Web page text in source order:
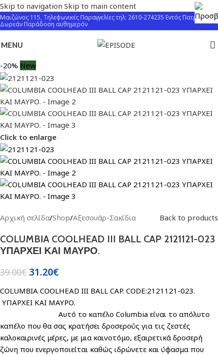
Skip to navigation Skip to main content
Μαιζώνος 115, Τηλεφωνικές Παραγγελίες τηλ: 2610-274235 Εντός Πατρών
Δωρεάν Παράδοση αυθημερόν
MENU
-20% New
Click to enlarge
Αρχική σελίδα/Shop/Αξεσουάρ-Σακίδια Back to products
COLUMBIA COOLHEAD III BALL CAP 2121121-023
ΥΠΑΡΧΕΙ ΚΑΙ ΜΑΥΡΟ.
39.00€ 31.20€
COLUMBIA COOLHEAD III BALL CAP. CODE:2121121-023.
ΥΠΑΡΧΕΙ ΚΑΙ ΜΑΥΡΟ.
Αυτό το καπέλο Columbia είναι το απόλυτο
καπέλο που θα σας κρατήσει δροσερούς για τις ζεστές
καλοκαιρινές μέρες, με μια καινοτόμο, εξαιρετικά δροσερή
ζώνη που ενεργοποιείται καθώς ιδρώνετε και ύφασμα που